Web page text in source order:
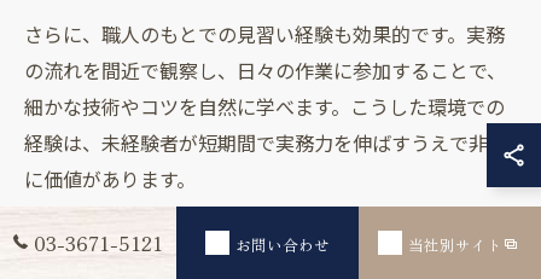
さらに、職人のもとでの見習い経験も効果的です。実務
の流れを間近で観察し、日々の作業に参加することで、
細かな技術やコツを自然に学べます。こうした環境での
経験は、未経験者が短期間で実務力を伸ばすうえで非常
に価値があります。
未経験から家具製造の現場に入るため
03-3671-5121 お問い合わせ 当社別サイト